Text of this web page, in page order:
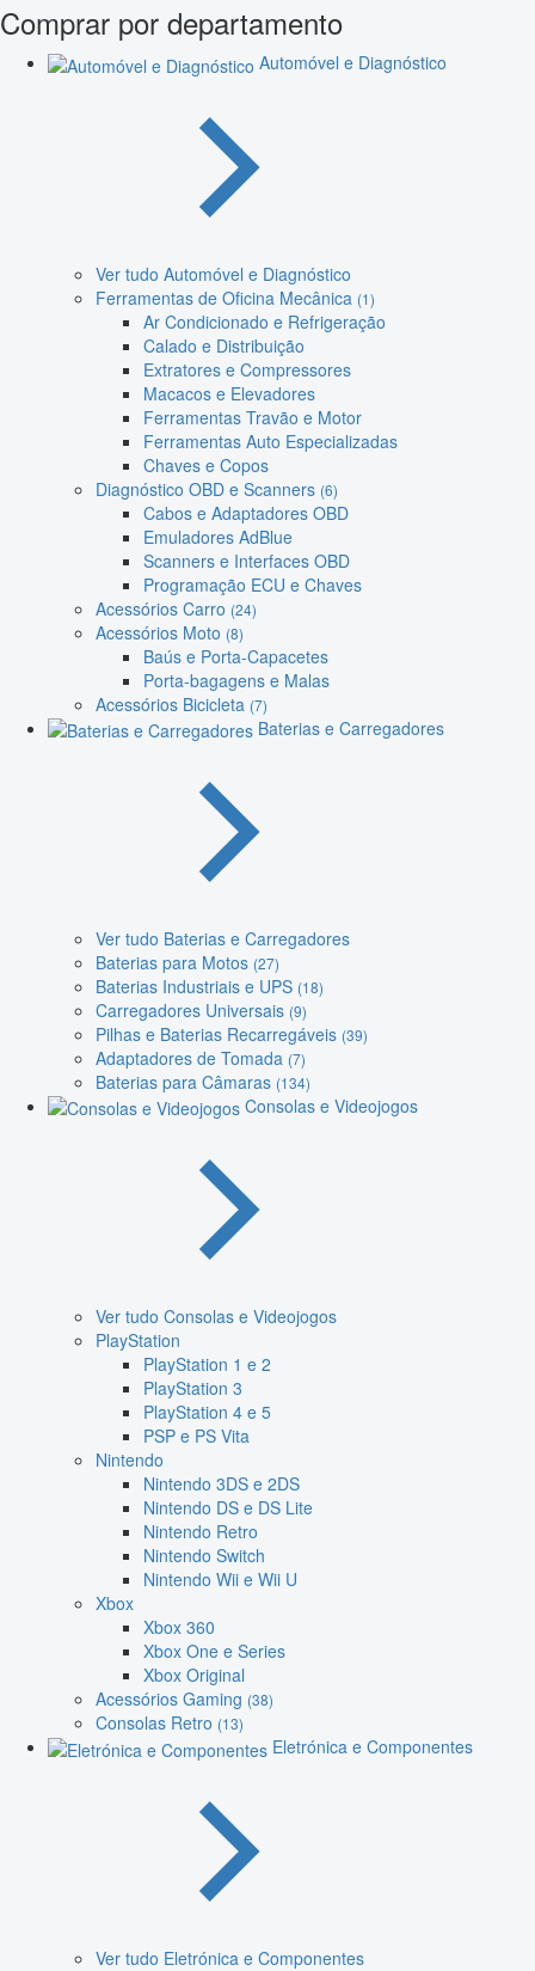
Comprar por departamento
Automóvel e Diagnóstico
Ver tudo Automóvel e Diagnóstico
Ferramentas de Oficina Mecânica (1)
Ar Condicionado e Refrigeração
Calado e Distribuição
Extratores e Compressores
Macacos e Elevadores
Ferramentas Travão e Motor
Ferramentas Auto Especializadas
Chaves e Copos
Diagnóstico OBD e Scanners (6)
Cabos e Adaptadores OBD
Emuladores AdBlue
Scanners e Interfaces OBD
Programação ECU e Chaves
Acessórios Carro (24)
Acessórios Moto (8)
Baús e Porta-Capacetes
Porta-bagagens e Malas
Acessórios Bicicleta (7)
Baterias e Carregadores
Ver tudo Baterias e Carregadores
Baterias para Motos (27)
Baterias Industriais e UPS (18)
Carregadores Universais (9)
Pilhas e Baterias Recarregáveis (39)
Adaptadores de Tomada (7)
Baterias para Câmaras (134)
Consolas e Videojogos
Ver tudo Consolas e Videojogos
PlayStation
PlayStation 1 e 2
PlayStation 3
PlayStation 4 e 5
PSP e PS Vita
Nintendo
Nintendo 3DS e 2DS
Nintendo DS e DS Lite
Nintendo Retro
Nintendo Switch
Nintendo Wii e Wii U
Xbox
Xbox 360
Xbox One e Series
Xbox Original
Acessórios Gaming (38)
Consolas Retro (13)
Eletrónica e Componentes
Ver tudo Eletrónica e Componentes